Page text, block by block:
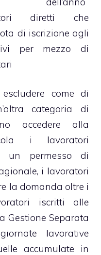
diretti che
di iscrizione agli
per mezzo di
come di
categoria di
accedere alla
i lavoratori
un permesso di
i lavoratori
la domanda oltre i
iscritti alle
Gestione Separata
lavorative
accumulate in